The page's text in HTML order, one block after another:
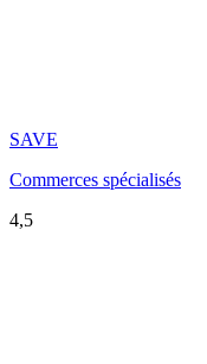
SAVE
Commerces spécialisés
4,5